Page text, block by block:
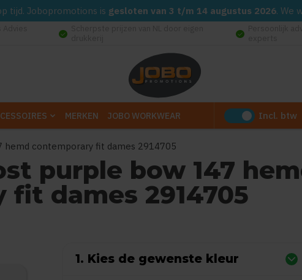
tijd. Jobopromotions is gesloten van 3 t/m 14 augustus 2026. We
check_circle check_circle
MERKEN JOBO WORKWEAR Incl. btw
hemd contemporary fit dames 2914705
purple bow 147
dames 2914705
1. Kies de gewenste kleur